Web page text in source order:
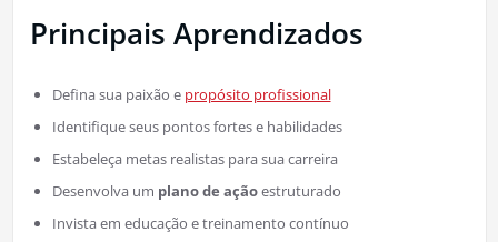
Principais Aprendizados
Defina sua paixão e propósito profissional
Identifique seus pontos fortes e habilidades
Estabeleça metas realistas para sua carreira
Desenvolva um plano de açãoestruturado
Invista em educação e treinamento contínuo